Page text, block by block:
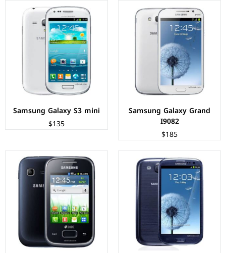
Samsung Galaxy Grand
I9082
$185
Samsung Galaxy S3 mini
$135
الشاشة:Super AMOLED بحجم 4.8 بوصة بدقة HD+
Exynos 4412 - رباعي النواة - 32 نانومتر
الكاميرات:خلفية 8 م.ب/ امامية 1.9 م.ب.
الذاكرة+الرام:16/32/64 + 1 جيجابايت
نظام التشغيل:Android 4.0.4 (Ice Cream Sandwich)
البطارية:2100 ملي امبير
عرض المواصفات ←
الشاشة:TFT LCD بحجم 2.8 بوصة بدقة 240px
المعالج:832MHz ARM 11
الكاميرات:2 ميجابكسل
الذاكرة+الرام:3 جيجابايت
نظام التشغيل:Android 2.3 (Gingerbread)
البطارية:1200 ملي امبير
عرض المواصفات ←
الشاشة:TFT LCD بحجم 4 بوصة بدقة 480px
Qualcomm Snapdragon S1
الكاميرات:5 ميجابكسل.
الذاكرة+الرام:4 جيجابايت + 768 ميجابايت
نظام التشغيل:Android 4.0 (Ice Cream Sandwich)
البطارية:1500 ملي امبير
عرض المواصفات ←
الشاشة:TFT LCD بحجم 3.5 بوصة بدقة 320px
المعالج:832MHz ARM 11
الكاميرات: 5 ميجابكسل.
الذاكرة+الرام:3 جيجابايت + 512 ميجابايت
نظام التشغيل:Android 2.3 (Gingerbread)
البطارية: 1300 ملي امبير
عرض المواصفات ←